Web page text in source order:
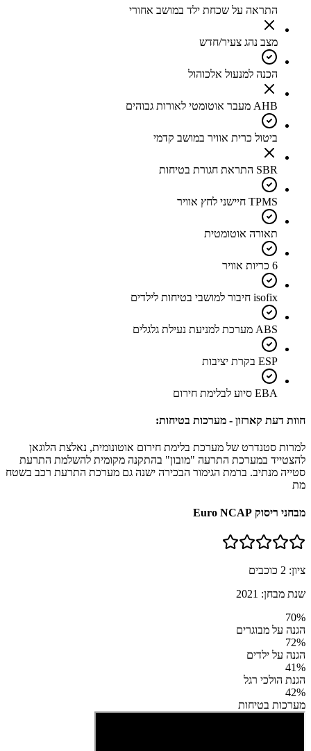
התראה על שכחת ילד במושב אחורי
מצב נהג צעיר/חדש
הכנה למנעול אלכוהול
AHB מעבר אוטומטי לאורות גבוהים
ביטול כרית אוויר במושב קדמי
SBR התראת חגורת בטיחות
TPMS חיישני לחץ אוויר
תאורה אוטומטית
6 כריות אוויר
isofix חיבור למושבי בטיחות לילדים
ABS מערכת למניעת נעילת גלגלים
ESP בקרת יציבות
EBA סיוע לבלימת חירום
חוות דעת קארזון - מערכות בטיחות:
למרות סטנדרט של מערכת בלימת חירום אוטונומית, נאלצת הלוגאן
להצטייד במערכת התרעה "מובון" בהתקנה מקומית להשלמת התרעת
סטייה מנתיב. ברמת הגימור הבכירה ישנה גם מערכת התרעת רכב בשטח
מת
מבחני ריסוק Euro NCAP
ציון: 2 כוכבים
שנת מבחן: 2021
70%
הגנה על מבוגרים
72%
הגנה על ילדים
41%
הגנת הולכי רגל
42%
מערכות בטיחות